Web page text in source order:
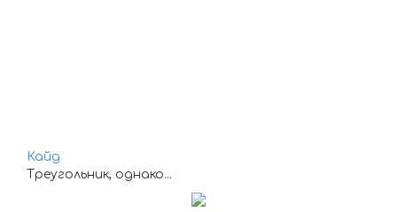
Кайд
Треугольник, однако...